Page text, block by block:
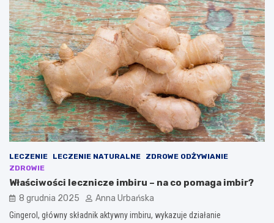
LECZENIE LECZENIE NATURALNE
ZDROWE ODŻYWIANIE
ZDROWIE
Właściwości lecznicze imbiru – na co pomaga imbir?
8 grudnia 2025 Anna Urbańska
Gingerol, główny składnik aktywny imbiru, wykazuje działanie